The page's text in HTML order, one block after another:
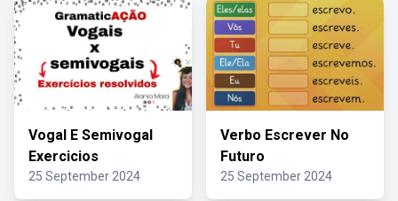
Vogal E Semivogal
Exercicios
25 September 2024
Verbo Escrever No
Futuro
25 September 2024